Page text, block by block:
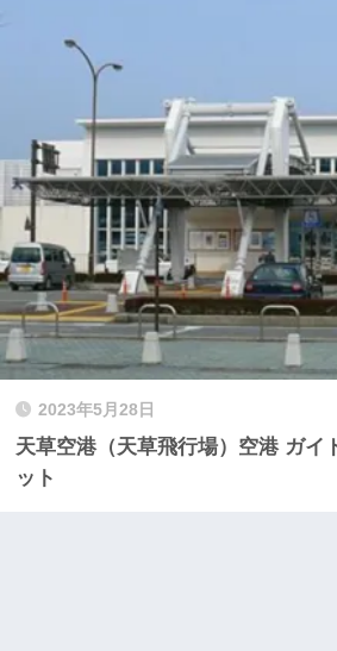
2023年5月28日
天草空港（天草飛行場）空港 ガ
ット